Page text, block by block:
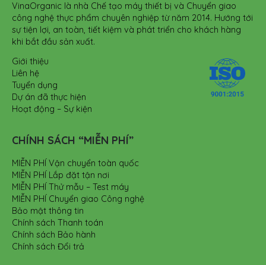
VinaOrganic là nhà Chế tạo máy thiết bị và Chuyển giao
công nghệ thực phẩm chuyên nghiệp từ năm 2014. Hướng tới
sự tiện lợi, an toàn, tiết kiệm và phát triển cho khách hàng
khi bắt đầu sản xuất.
Giới thiệu
Liên hệ
Tuyển dụng
Dự án đã thực hiện
Hoạt động – Sự kiện
CHÍNH SÁCH “MIỄN PHÍ”
MIỄN PHÍ Vận chuyển toàn quốc
MIỄN PHÍ Lắp đặt tận nơi
MIỄN PHÍ Thử mẫu – Test máy
MIỄN PHÍ Chuyển giao Công nghệ
Bảo mật thông tin
Chính sách Thanh toán
Chính sách Bảo hành
Chính sách Đổi trả